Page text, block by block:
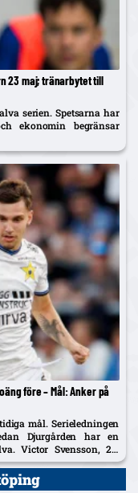
23 maj; tränarbytet till
serien. Spetsarna har
ekonomin begränsar
före – Mål: Anker på
mål. Serieledningen
Djurgården har en
Victor Svensson, 20,